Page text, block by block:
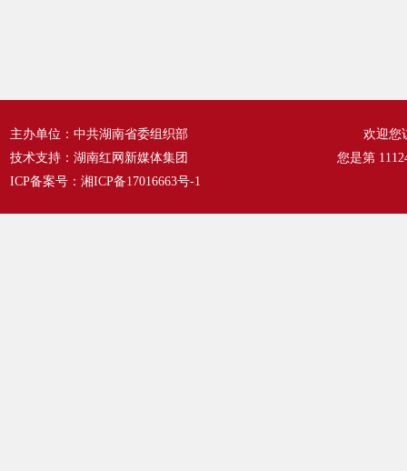
主办单位：中共湖南省委组织部
技术支持：湖南红网新媒体集团
ICP备案号： 湘ICP备17016663号-1
欢迎您
您是第